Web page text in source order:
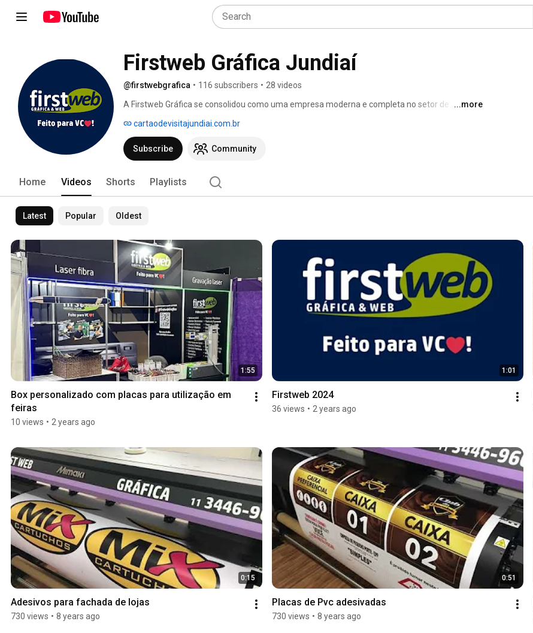
Firstweb Gráfica Jundiaí
@firstwebgrafica • 116 subscribers • 28 videos
A Firstweb Gráfica se consolidou como uma empresa moderna e completa no setor de
em Jundiaí e anos de atuação no mercado, a empresa vem se destacando pela inovação,
qualidade e variedade de soluções para empresas e clientes finais. (firstwebgrafica.com.br￼)
...more
cartaodevisitajundiai.com.br
Subscribe Community
Home Videos Shorts Playlists
Latest Popular Oldest
1:55
Box personalizado com placas para utilização em
feiras
10 views • 2 years ago
1:01
Firstweb 2024
36 views • 2 years ago
0:15
Adesivos para fachada de lojas
730 views • 8 years ago
0:51
Placas de Pvc adesivadas
730 views • 8 years ago